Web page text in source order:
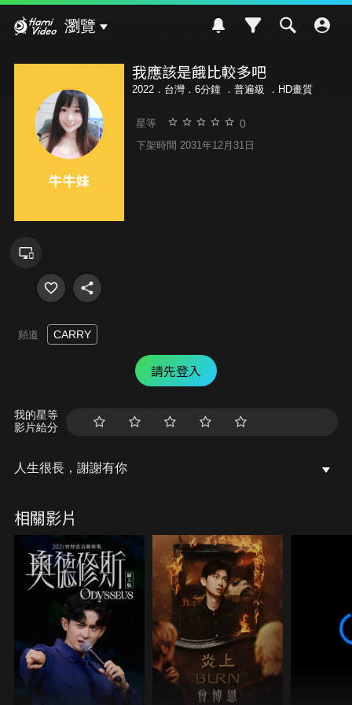
瀏覽
我應該是餓比較多吧
2022．台灣．6分鐘 ． 普遍級 ．HD畫質
星等 0
下架時間 2031年12月31日
頻道 CARRY
請先登入
我的星等
影片給分
人生很長，謝謝有你
相關影片